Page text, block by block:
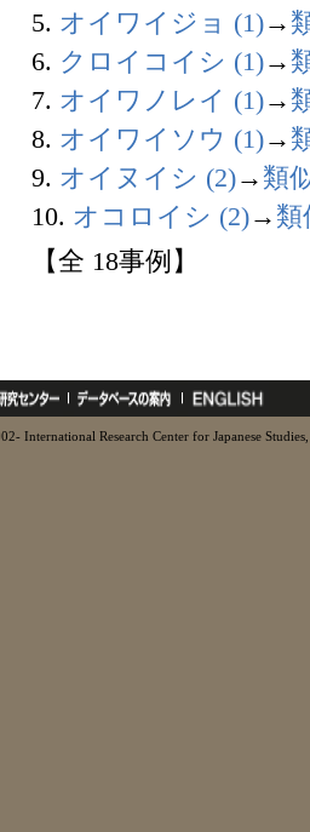
5. オイワイジョ (1)→
6. クロイコイシ (1)→
7. オイワノレイ (1)→
8. オイワイソウ (1)→
9. オイヌイシ (2)→ 類
10. オコロイシ (2)→ 類
【全 18事例】
International Research Center for Japanese